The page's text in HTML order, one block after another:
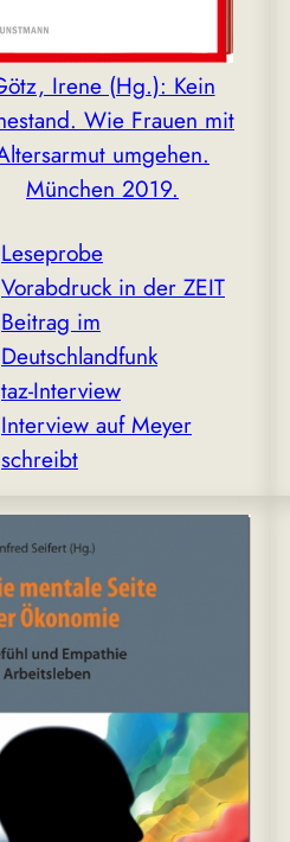
Irene (Hg.): Kein
Wie Frauen mit
umgehen.
München 2019.
Leseprobe
Vorabdruck in der ZEIT
Beitrag im
Deutschlandfunk
taz-Interview
Interview auf Meyer
schreibt